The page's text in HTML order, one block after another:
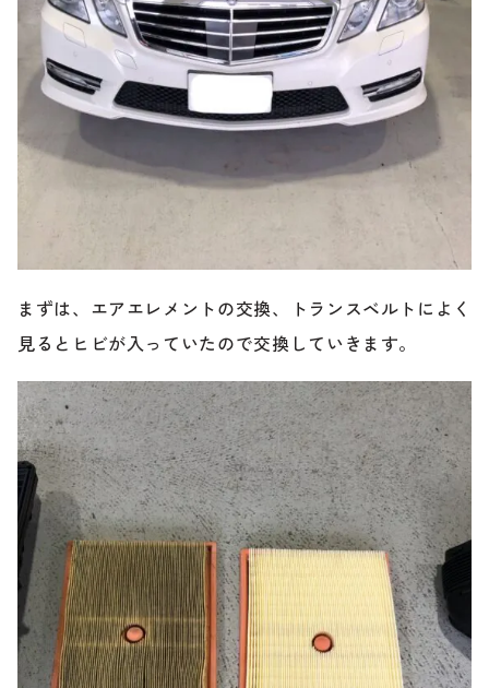
まずは、エアエレメントの交換、トランスベルトによく
見るとヒビが入っていたので交換していきます。